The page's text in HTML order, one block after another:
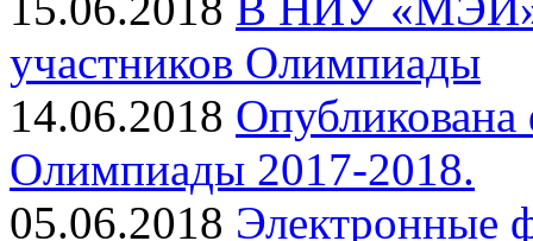
участников Олимпиады
14.06.2018 Опубликована
Олимпиады 2017-2018.
05.06.2018